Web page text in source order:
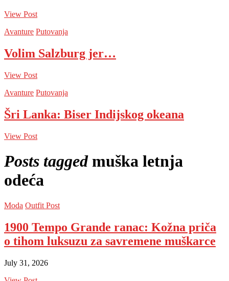
View Post
Avanture Putovanja
Volim Salzburg jer…
View Post
Avanture Putovanja
Šri Lanka: Biser Indijskog okeana
View Post
Posts tagged muška letnja
odeća
Moda Outfit Post
1900 Tempo Grande ranac: Kožna priča
o tihom luksuzu za savremene muškarce
July 31, 2026